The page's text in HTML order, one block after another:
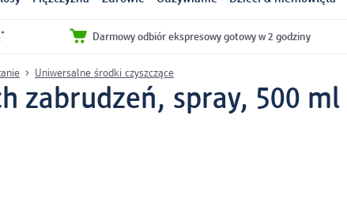
* Darmowy odbiór ekspresowy gotowy w 2 godziny
Uniwersalne środki czyszczące
zabrudzeń, spray, 500 ml